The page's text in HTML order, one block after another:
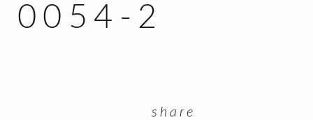
KUNDEN ZUGANG
0054-2
share